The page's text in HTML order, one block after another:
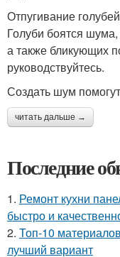
Отпугивание
Голуби боятся
а также бликующих
руководствуйтесь.
Создать шум
читать дальше →
Последние
1. Ремонт кухни
быстро и
2. Топ-10
лучший вариант